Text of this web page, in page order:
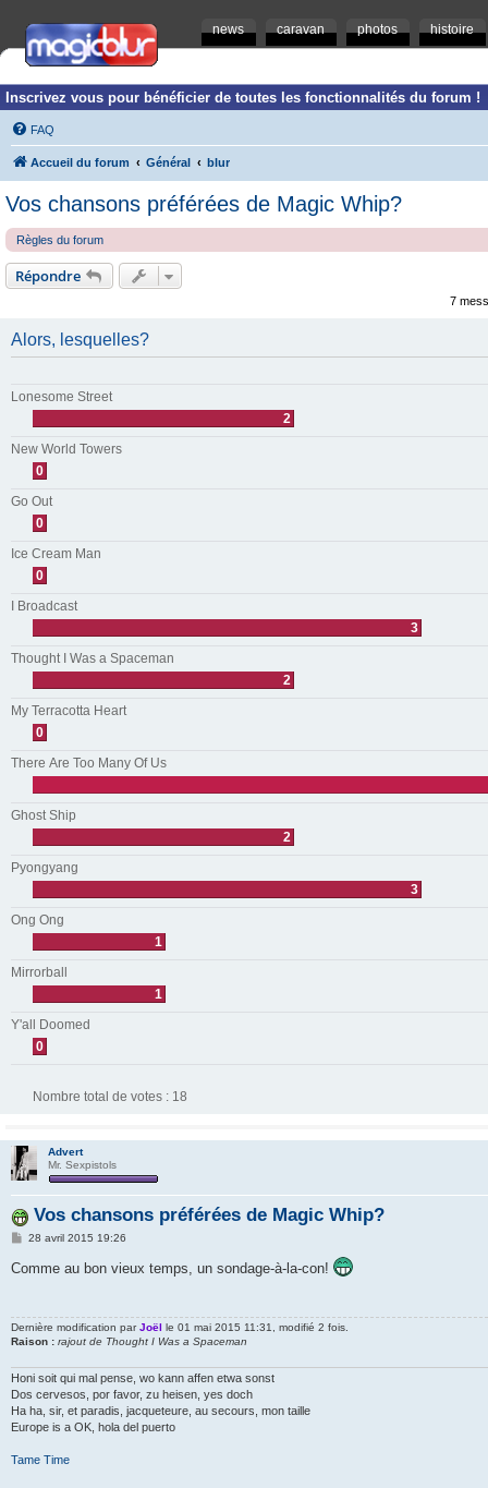
news caravan photos histoire
Inscrivez vous pour bénéficier de toutes les fonctionnalités du forum !
FAQ
Accueil du forum Général blur
Vos chansons préférées de Magic Whip?
Règles du forum
Répondre
7
Alors, lesquelles?
Lonesome Street
2
New World Towers
0
Go Out
0
Ice Cream Man
0
I Broadcast
3
Thought I Was a Spaceman
2
My Terracotta Heart
0
There Are Too Many Of Us
Ghost Ship
2
Pyongyang
3
Ong Ong
1
Mirrorball
1
Y'all Doomed
0
Nombre total de votes : 18
Advert
Mr. Sexpistols
Vos chansons préférées de Magic Whip?
M
s
e
28 avril 2015 19:26
Comme au bon vieux temps, un sondage-à-la-con!
Dernière modification parJoël le 01 mai 2015 11:31, modifié 2 fois.
Raison : rajout de Thought I Was a Spaceman
Honi soit qui mal pense, wo kann affen etwa sonst
Dos cervesos, por favor, zu heisen, yes doch
Ha ha, sir, et paradis, jacqueteure, au secours, mon taille
Europe is a OK, hola del puerto
Tame Time